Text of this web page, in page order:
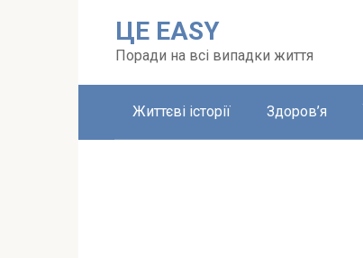
ЦЕ EASY
Поради на всі випадки життя
Життєві історії Здоров’я